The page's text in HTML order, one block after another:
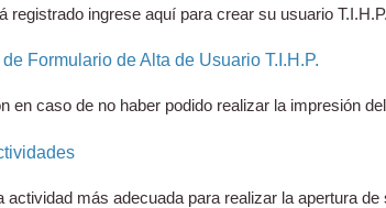
registrado ingrese aquí para crear su usuario T.I.H.P.
Formulario de Alta de Usuario T.I.H.P.
en caso de no haber podido realizar la impresión
actividad más adecuada para realizar la apertura de